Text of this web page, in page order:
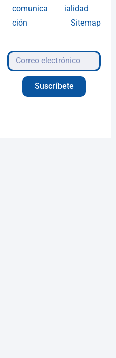
comunica
ción
ialidad
Sitemap
Suscríbete